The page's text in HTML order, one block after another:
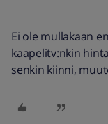
Ei ole mullakaan
kaapelitv:nkin
senkin kiinni,